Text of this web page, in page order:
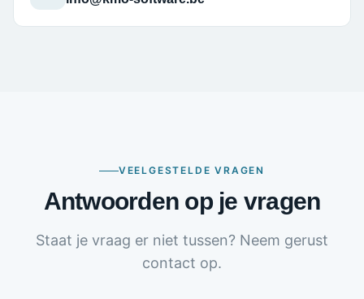
VEELGESTELDE VRAGEN
Antwoorden op je vragen
Staat je vraag er niet tussen? Neem gerust
contact op.